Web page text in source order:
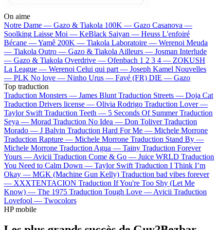
On aime
Notre Dame — Gazo & Tiakola 100K — Gazo Casanova —
Soolking Laisse Moi — KeBlack Saiyan — Heuss L'enfoiré
Bécane —Yamê 200K — Tiakola Laboratoire — Werenoi Meuda
— Tiakola Outro — Gazo & Tiakola Ailleurs — Josman Interlude
— Gazo & Tiakola Overdrive — Ofenbach 1 2 3 4 — ZOKUSH
La League — Werenoi Celui qui part — Joseph Kamel Nouvelles
— PLK No love — Ninho Urus — Favé (FR) DIE — Gazo
Top traduction
Traduction Monsters — James Blunt Traduction Streets — Doja Cat
Traduction Drivers license — Olivia Rodrigo Traduction Lover —
Taylor Swift Traduction Teeth — 5 Seconds Of Summer Traduction
Seya — Morad Traduction No Idea — Don Toliver Traduction
Morado — J Balvin Traduction Hard For Me — Michele Morrone
Traduction Rapture — Michele Morrone Traduction Stand By —
Michele Morrone Traduction Agua — Tainy Traduction Forever
Yours — Avicii Traduction Come & Go — Juice WRLD Traduction
You Need to Calm Down — Taylor Swift Traduction I Think I’m
Okay — MGK (Machine Gun Kelly) Traduction bad vibes forever
— XXXTENTACION Traduction If You're Too Shy (Let Me
Know) — The 1975 Traduction Tough Love — Avicii Traduction
Lovefool — Twocolors
HP mobile